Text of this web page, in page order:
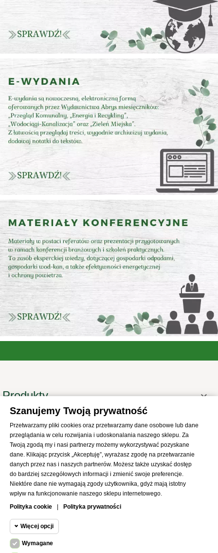
Produkty 
Informacje
Twoje konto 
Informacje o sklepie
Szanujemy Twoją prywatność
Przetwarzamy pliki cookies oraz przetwarzamy dane osobowe lub dane
przeglądania w celu rozwijania i udoskonalania naszego sklepu. Za
Twoją zgodą my i nasi partnerzy możemy wykorzystywać pozyskane
dane. Klikając przycisk „Akceptuję”, wyrażasz zgodę na przetwarzanie
danych przez nas i naszych partnerów. Możesz także uzyskać dostęp
do bardziej szczegółowych informacji i zmienić swoje preferencje.
Niektóre dane nie wymagają zgody użytkownika, gdyż mają istotny
wpływ na funkcjonowanie naszego sklepu internetowego.
Polityka cookie
Polityka prywatności
Więcej opcji
Wymagane
© 2021SKLEP AbrysAll Rights Reserved